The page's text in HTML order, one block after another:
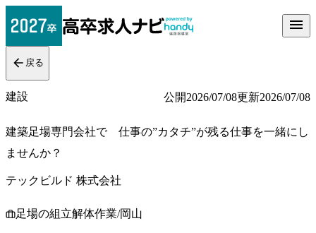
戻る
建設 公開2026/07/08更新2026/07/08
建築足場専門会社で 仕事の”カタチ”が残る仕事を一緒にし
ませんか？
テックビルド 株式会社
足場の組立解体作業/岡山